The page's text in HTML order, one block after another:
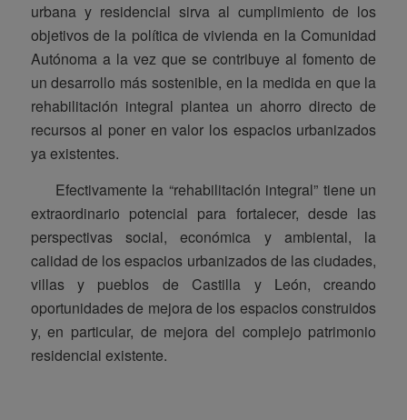
urbana y residencial sirva al cumplimiento de los
objetivos de la política de vivienda en la Comunidad
Autónoma a la vez que se contribuye al fomento de
un desarrollo más sostenible, en la medida en que la
rehabilitación integral plantea un ahorro directo de
recursos al poner en valor los espacios urbanizados
ya existentes.
Efectivamente la “rehabilitación integral” tiene un
extraordinario potencial para fortalecer, desde las
perspectivas social, económica y ambiental, la
calidad de los espacios urbanizados de las ciudades,
villas y pueblos de Castilla y León, creando
oportunidades de mejora de los espacios construidos
y, en particular, de mejora del complejo patrimonio
residencial existente.